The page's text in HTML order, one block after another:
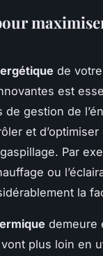
de
est
gestion de
et
Par
ou
la
demeure
plus loin en